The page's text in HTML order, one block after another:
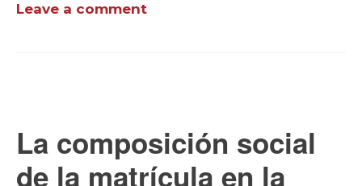
Leave a comment
La composición social
de la matrícula en la